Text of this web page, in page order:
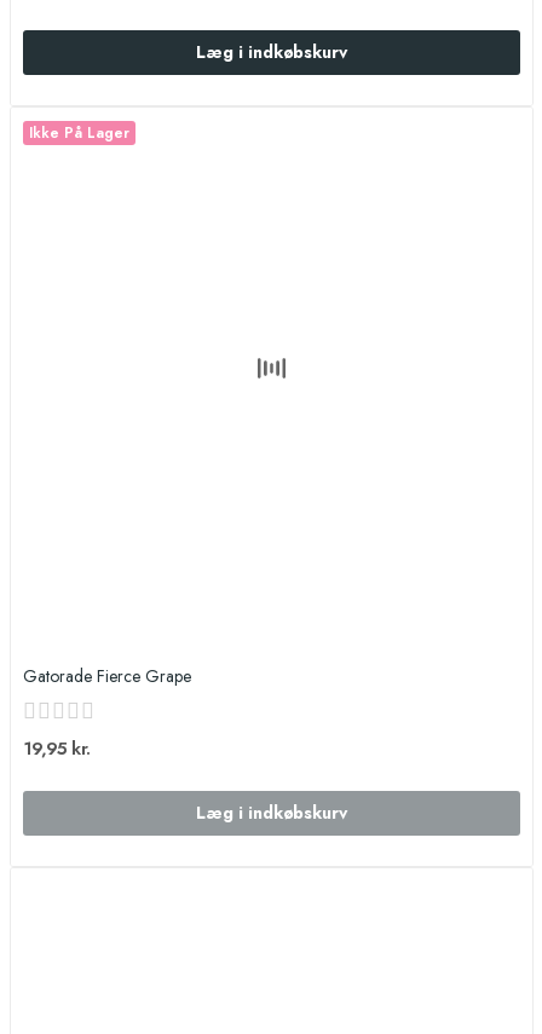
Læg i indkøbskurv
Ikke På Lager
Gatorade Fierce Grape
19,95 kr.
Læg i indkøbskurv